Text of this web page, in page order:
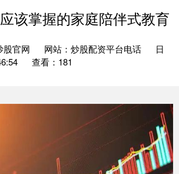
该掌握的家庭陪伴式教育
股官网 网站：炒股配资平台电话
日
查看：181